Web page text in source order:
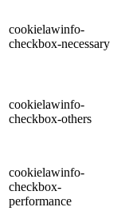
cookielawinfo-
checkbox-necessary
cookielawinfo-
checkbox-others
cookielawinfo-
checkbox-
performance